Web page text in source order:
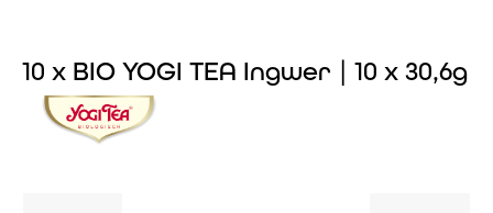
10 x BIO YOGI TEA Ingwer | 10 x 30,6g